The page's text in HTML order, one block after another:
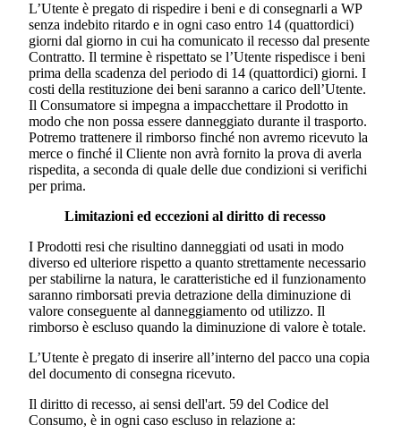
L’Utente è pregato di rispedire i beni e di consegnarli a WP
senza indebito ritardo e in ogni caso entro 14 (quattordici)
giorni dal giorno in cui ha comunicato il recesso dal presente
Contratto. Il termine è rispettato se l’Utente rispedisce i beni
prima della scadenza del periodo di 14 (quattordici) giorni. I
costi della restituzione dei beni saranno a carico dell’Utente.
Il Consumatore si impegna a impacchettare il Prodotto in
modo che non possa essere danneggiato durante il trasporto.
Potremo trattenere il rimborso finché non avremo ricevuto la
merce o finché il Cliente non avrà fornito la prova di averla
rispedita, a seconda di quale delle due condizioni si verifichi
per prima.
Limitazioni ed eccezioni al diritto di recesso
I Prodotti resi che risultino danneggiati od usati in modo
diverso ed ulteriore rispetto a quanto strettamente necessario
per stabilirne la natura, le caratteristiche ed il funzionamento
saranno rimborsati previa detrazione della diminuzione di
valore conseguente al danneggiamento od utilizzo. Il
rimborso è escluso quando la diminuzione di valore è totale.
L’Utente è pregato di inserire all’interno del pacco una copia
del documento di consegna ricevuto.
Il diritto di recesso, ai sensi dell'art. 59 del Codice del
Consumo, è in ogni caso escluso in relazione a: